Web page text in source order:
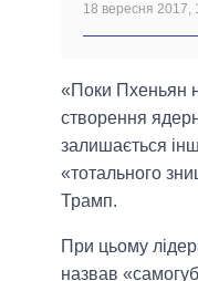
18 вересня 2017,
«Поки Пхеньян
створення
залишається
«тотального
Трамп.
При цьому
назвав